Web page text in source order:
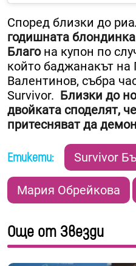
Според близки до
годишната
Благона купон по
който баджанакът на
Валентинов, събра
Survivor. Близки до
двойката споделят,
притесняват да
Етикети: Survivor
Мария Обрейкова
Още от Звезди